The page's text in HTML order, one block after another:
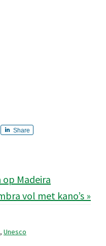
Share
Madeira
vol met kano’s »
, Unesco